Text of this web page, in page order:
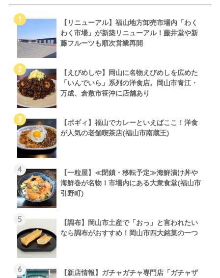
【リニューアル】福山地方卸売市場内「わく
わく市場」が新築リニューアル！藤井堂や新
藤フルーツも順次営業再開
【えびめしや】岡山に名物えびめしを広めた
「いんでいら」系列の洋食店。岡山市青江・
万成、倉敷市笹沖に店舗あり
【ボギィ】福山でカレーといえばここ！洋食
が人気の老舗喫茶店(福山市南蔵王)
【一粒屋】≪閉鎖・移転予定≫海鮮漬け丼や
海鮮巻が名物！市場内にある大衆食堂(福山市
引野町)
【調布】岡山市土産で「おっ」と言われたい
なら調布がおすすめ！岡山市四大銘菓の一つ
【新店情報】ガチャガチャ専門店「ガチャザ